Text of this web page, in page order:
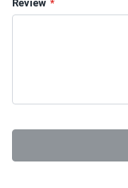
Review